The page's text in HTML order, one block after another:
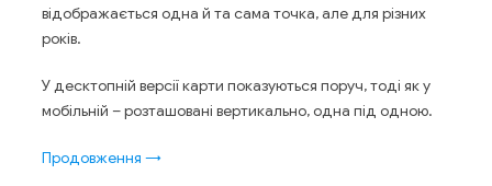
відображається одна й та сама точка, але для різних
років.
У десктопній версії карти показуються поруч, тоді як у
мобільній – розташовані вертикально, одна під одною.
Продовження →